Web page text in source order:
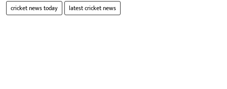
cricket news today
latest cricket news